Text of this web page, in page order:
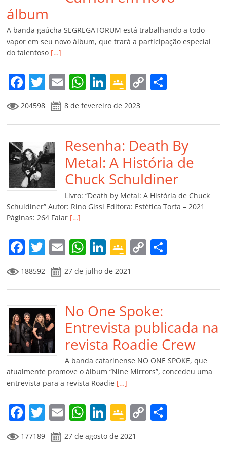
álbum
A banda gaúcha SEGREGATORUM está trabalhando a todo
vapor em seu novo álbum, que trará a participação especial
do talentoso […]
F
a
c
e
b
o
o
k
T
w
itt
er
E
m
ai
l
W
at
s
A
p
p
Li
k
e
dI
n
G
o
o
gl
e
Cl
a
ss
ro
m
C
y
Li
n
k
p
ar
til
h
ar
204598 8 de fevereiro de 2023
Resenha: Death By
Metal: A História de
Chuck Schuldiner
Livro: “Death by Metal: A História de Chuck
Schuldiner” Autor: Rino Gissi Editora: Estética Torta – 2021
Páginas: 264 Falar […]
F
a
c
e
b
o
o
k
T
w
itt
er
E
m
ai
l
W
h
at
s
A
p
p
Li
n
k
e
dI
n
G
o
o
gl
e
Cl
a
ss
ro
o
m
C
y
Li
n
k
p
til
h
ar
188592 27 de julho de 2021
No One Spoke:
Entrevista publicada na
revista Roadie Crew
A banda catarinense NO ONE SPOKE, que
atualmente promove o álbum “Nine Mirrors”, concedeu uma
entrevista para a revista Roadie […]
F
a
c
T
w
itt
E
m
ai
W
at
Li
n
k
G
o
o
C
177189 27 de agosto de 2021